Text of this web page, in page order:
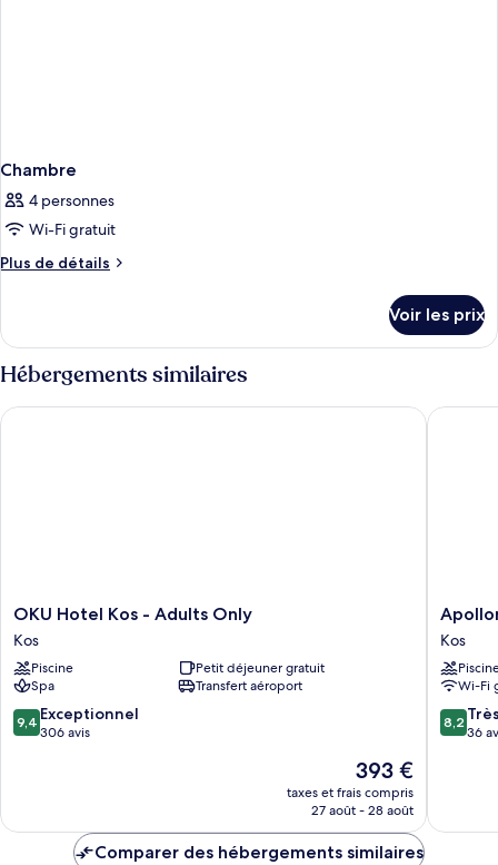
Chambre
4 personnes
Wi-Fi gratuit
Plus de détails
Plus
le
type
de
Chambre
Voir les prix
Hébergements similaires
OKU
Hotel
Kos
-
Adults
Only
Kos
OKU Hotel Kos - Adults Only
Kos
Piscine
Petit déjeuner gratuit
Spa
Transfert aéroport
9.4
sur
9,4 Exceptionnel
306 avis
Le
nouveau
prix
de
393 €
taxes et frais compris
27 août - 28 août
OKU Hotel Kos - Adults Only
Apollon
Kos
Kos
Kos
Wi-Fi
8.2
sur
8,2
36
Apollon
Comparer des hébergements similaires